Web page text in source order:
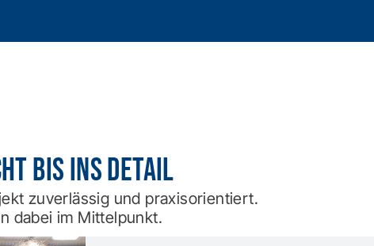
bis ins Detail
zuverlässig und praxisorientiert.
dabei im Mittelpunkt.